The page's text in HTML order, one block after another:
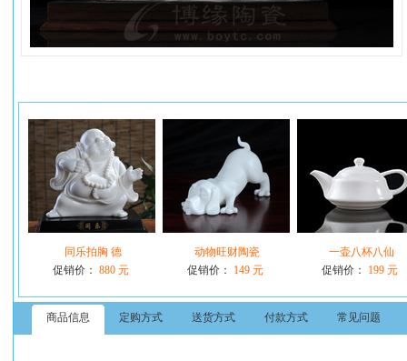
同乐拍胸 德
促销价： 880 元
动物旺财陶瓷
促销价：
149 元
一壶八杯八仙
促销价：
199 元
商品信息 定购方式 送货方式 付款方式 常见问题